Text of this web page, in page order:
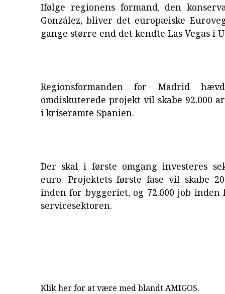
Ifølge regionens formand, den
González, bliver det europæiske
gange større end det kendte Las Vegas i
Regionsformanden for Madrid
omdiskuterede projekt vil skabe 92.000
i kriseramte Spanien.
Der skal i første omgang investeres
euro. Projektets første fase vil skabe
inden for byggeriet, og 72.000 job
servicesektoren.
Klik her for at være med blandt AMIGOS.